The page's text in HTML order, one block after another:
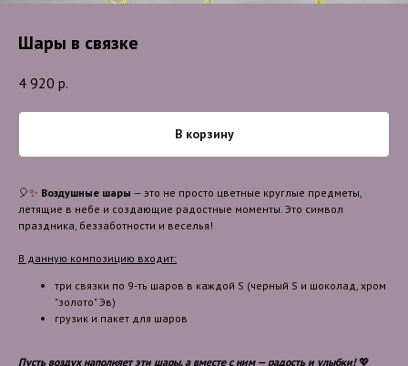
Шары в связке
4 920 р.
В корзину
🎈✨ Воздушные шары — это не просто цветные круглые предметы,
летящие в небе и создающие радостные моменты. Это символ
праздника, беззаботности и веселья!
В данную композицию входит:
три связки по 9-ть шаров в каждой S (черный S и шоколад, хром
"золото" Эв)
грузик и пакет для шаров
Пусть воздух наполняет эти шары, а вместе с ним — радость и улыбки!💖